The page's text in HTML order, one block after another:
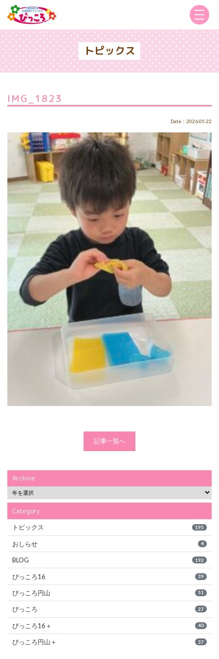
トピックス
IMG_1823
Date：2026.05.22
記事一覧へ
Archive
Category
トピックス 195
おしらせ 4
BLOG 192
ぴっころ16 39
ぴっころ円山 51
ぴっころ 27
ぴっころ16＋ 40
ぴっころ円山＋ 37